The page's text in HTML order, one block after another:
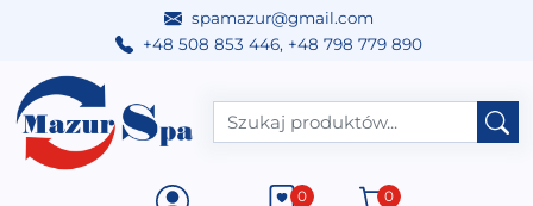
spamazur@gmail.com
+48 508 853 446, +48 798 779 890
Przejdź do treści
Main Navigation
0
0